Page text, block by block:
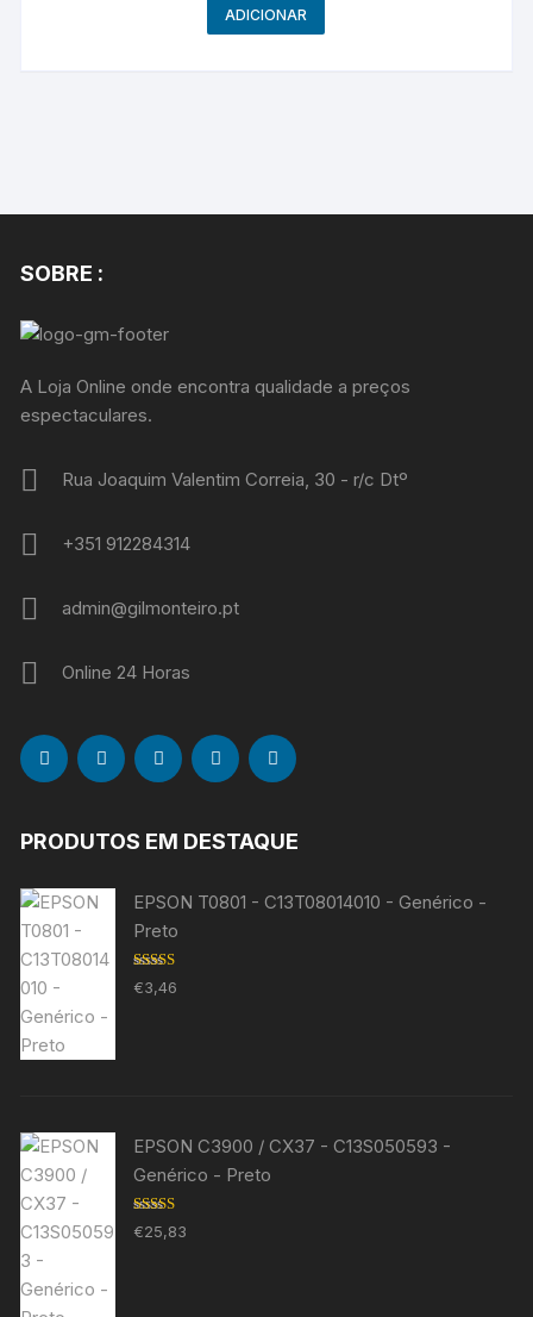
ADICIONAR
SOBRE :
A Loja Online onde encontra qualidade a preços
espectaculares.
Rua Joaquim Valentim Correia, 30 - r/c Dtº
+351 912284314
admin@gilmonteiro.pt
Online 24 Horas
PRODUTOS EM DESTAQUE
EPSON T0801 - C13T08014010 - Genérico -
Preto
Avaliação
5.00 de 5
€3,46
EPSON C3900 / CX37 - C13S050593 -
Genérico - Preto
Avaliação
5.00de 5
€25,83